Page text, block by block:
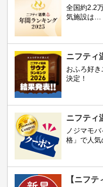
全国約2.2
気施設は…
ニフティ
おふろ好
決定！
ニフティ
ノジマモ
格」で人気
【ニフ